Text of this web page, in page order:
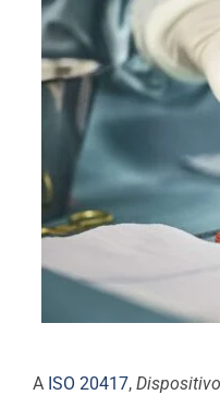
A ISO 20417,